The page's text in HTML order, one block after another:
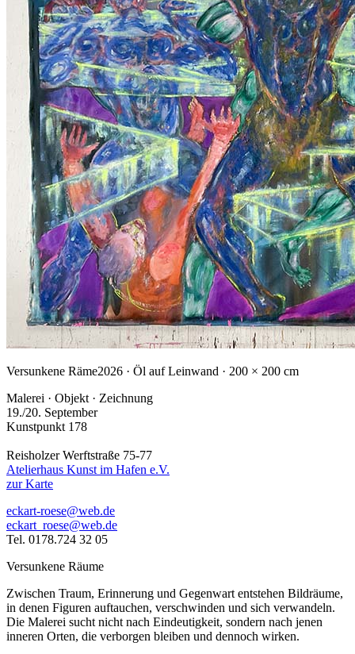
Versunkene Räme2026 · Öl auf Leinwand · 200 × 200 cm
Malerei · Objekt · Zeichnung
19./20. September
Kunstpunkt 178
Reisholzer Werftstraße 75-77
Atelierhaus Kunst im Hafen e.V.
zur Karte
eckart-roese@web.de
eckart_roese@web.de
Tel. 0178.724 32 05
Versunkene Räume
Zwischen Traum, Erinnerung und Gegenwart entstehen Bildräume,
in denen Figuren auftauchen, verschwinden und sich verwandeln.
Die Malerei sucht nicht nach Eindeutigkeit, sondern nach jenen
inneren Orten, die verborgen bleiben und dennoch wirken.